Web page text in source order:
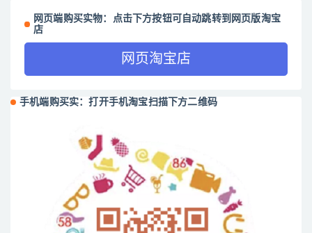
网页端购买实物：点击下方按钮可自动跳转到网页版淘宝
店
网页淘宝店
手机端购买实：打开手机淘宝扫描下方二维码